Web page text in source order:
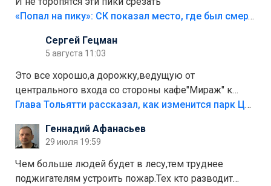
«Попал на пику»: СК показал место, где был смертельно травмирован ребенок в Тольятти
Сергей Гецман
5 августа 11:03
Это все хорошо,а дорожку,ведущую от
центрального входа со стороны кафе"Мираж" к
аттракционам слабо доделать?А то бордюры
лежала в парке и испортилась.Да еще,видимо,часть
украли.
Глава Тольятти рассказал, как изменится парк Центрального района
Геннадий Афанасьев
29 июля 19:59
Чем больше людей будет в лесу,тем труднее
поджигателям устроить пожар.Тех кто разводит